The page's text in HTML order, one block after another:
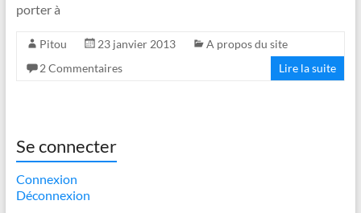
porter à
Pitou 23 janvier 2013
A propos du site
2 Commentaires
Lire la suite
Se connecter
Connexion
Déconnexion